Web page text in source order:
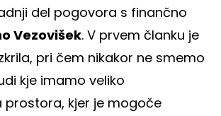
del pogovora s finančno
Vezovišek. V prvem članku je
pri čem nikakor ne smemo
kje imamo veliko
prostora, kjer je mogoče